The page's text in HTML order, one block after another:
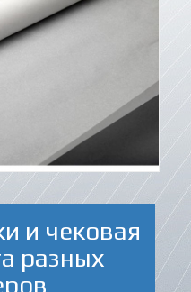
и чековая
разных